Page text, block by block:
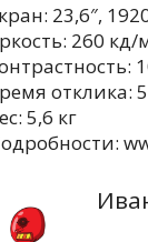
23,6″,
260 кд/
отклика:
5,6 кг